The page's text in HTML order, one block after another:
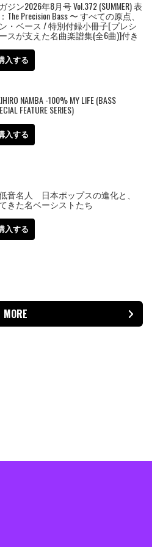
ン2026年8月号 Vol.372 (SUMMER) 表
Precision Bass 〜 すべての原点、
・ベース / 特別付録小冊子[プレシ
スが支えた名曲楽譜集(全6曲)]付き
入する
NAMBA -100% MY LIFE (BASS
FEATURE SERIES)
入する
音名人 日本ポップスの進化と、
きた名ベーシストたち
入する
MORE